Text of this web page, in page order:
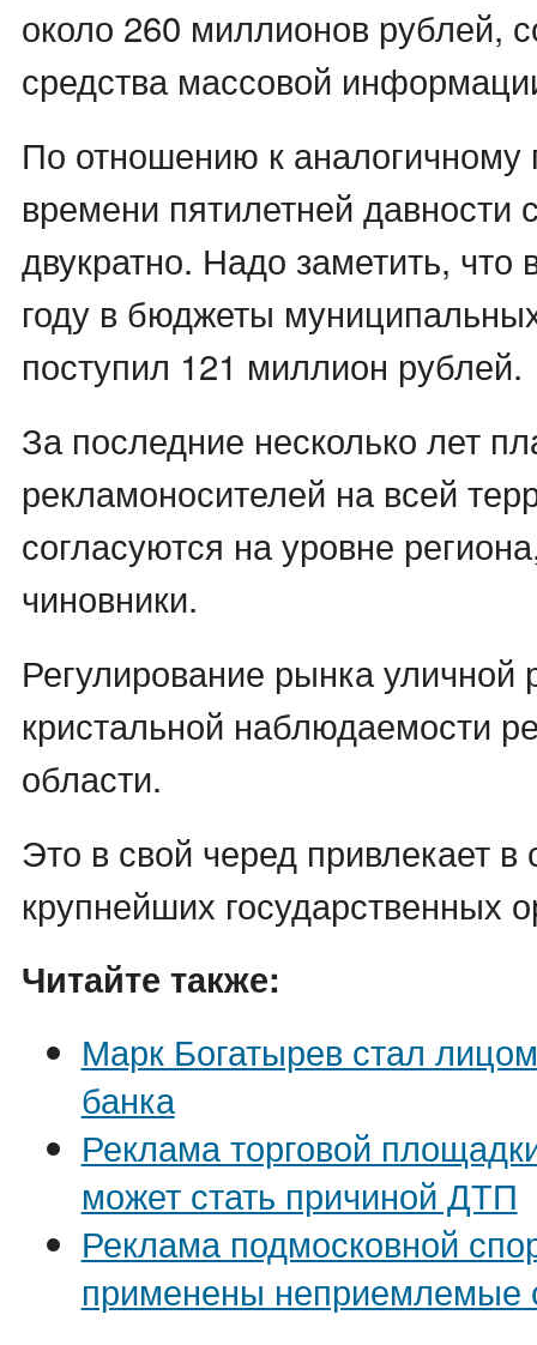
около 260 миллионов рублей,
средства массовой
По отношению к аналогичному
времени пятилетней
двукратно. Надо заметить, что
году в бюджеты
поступил 121 миллион рублей.
За последние несколько лет
рекламоносителей на всей
согласуются на уровне
чиновники.
Регулирование рынка уличной
кристальной наблюдаемости
области.
Это в свой черед привлекает в
крупнейших государственных
Читайте также:
Марк Богатырев стал
банка
Реклама торговой
может стать причиной ДТП
Реклама подмосковной
применены неприемлемые